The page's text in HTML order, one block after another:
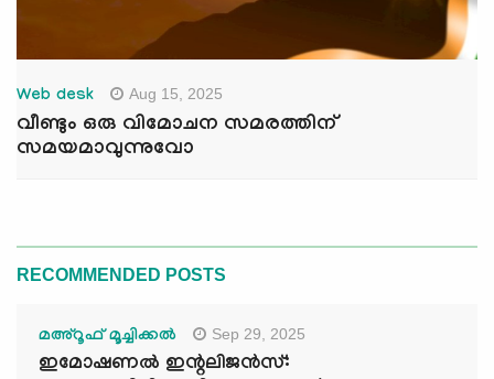
Web desk Aug 15, 2025
വീണ്ടും ഒരു വിമോചന സമരത്തിന്
സമയമാവുന്നുവോ
RECOMMENDED POSTS
മഅ്റൂഫ് മൂച്ചിക്കല്‍ Sep 29, 2025
ഇമോഷണൽ ഇന്റലിജൻസ്: